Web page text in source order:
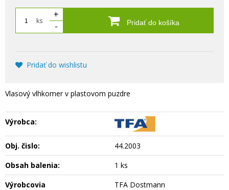
ks
+
-
Pridať do košíka
Pridať do wishlistu
Vlasový vlhkomer v plastovom puzdre
Výrobca:
Obj. čislo:
44.2003
Obsah balenia:
1 ks
Výrobcovia
TFA Dostmann